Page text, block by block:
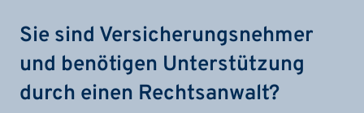
Sie sind Versicherungsnehmer
und benötigen Unterstützung
durch einen Rechtsanwalt?